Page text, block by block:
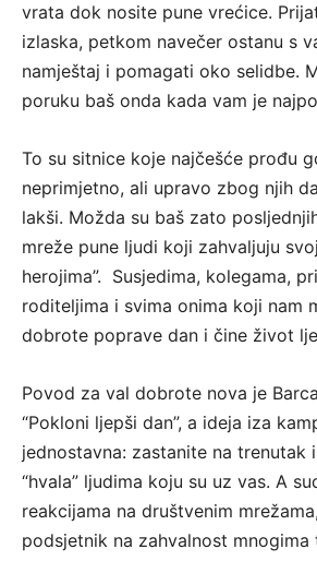
vrata dok nosite pune vrećice.
izlaska, petkom navečer ostanu s
namještaj i pomagati oko selidbe.
poruku baš onda kada vam je
To su sitnice koje najčešće prođu
neprimjetno, ali upravo zbog njih
lakši. Možda su baš zato
mreže pune ljudi koji zahvaljuju
herojima”. Susjedima, kolegama,
roditeljima i svima onima koji nam
dobrote poprave dan i čine život
Povod za val dobrote nova je
“Pokloni ljepši dan”, a ideja iza
jednostavna: zastanite na trenutak
“hvala” ljudima koju su uz vas. A
reakcijama na društvenim
podsjetnik na zahvalnost mnogima